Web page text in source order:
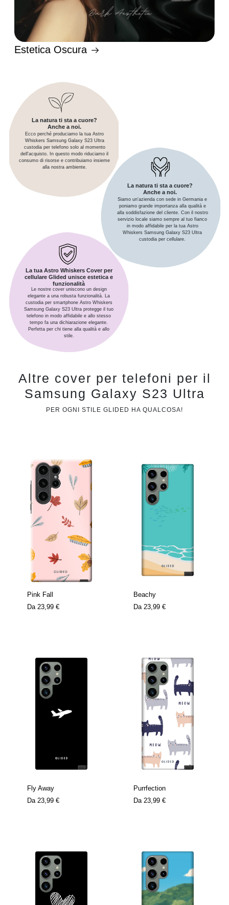
Estetica Oscura
La natura ti sta a cuore?
Anche a noi.
Ecco perché produciamo la tua Astro
Whiskers Samsung Galaxy S23 Ultra
custodia per telefono solo al momento
dell'acquisto. In questo modo riduciamo il
consumo di risorse e contribuiamo insieme
alla nostra ambiente.
La natura ti sta a cuore?
Anche a noi.
Siamo un'azienda con sede in Germania e
poniamo grande importanza alla qualità e
alla soddisfazione del cliente. Con il nostro
servizio locale siamo sempre al tuo fianco
in modo affidabile per la tua Astro
Whiskers Samsung Galaxy S23 Ultra
custodia per cellulare.
La tua Astro Whiskers Cover per
cellulare Glided unisce estetica e
funzionalità
Le nostre cover uniscono un design
elegante a una robusta funzionalità. La
custodia per smartphone Astro Whiskers
Samsung Galaxy S23 Ultra protegge il tuo
telefono in modo affidabile e allo stesso
tempo fa una dichiarazione elegante.
Perfetta per chi tiene alla qualità e allo
stile.
Altre cover per telefoni per il
Samsung Galaxy S23 Ultra
PER OGNI STILE GLIDED HA QUALCOSA!
Pink Fall
Da 23,99 €
Beachy
Da 23,99 €
Fly Away
Da 23,99 €
Purrfection
Da 23,99 €